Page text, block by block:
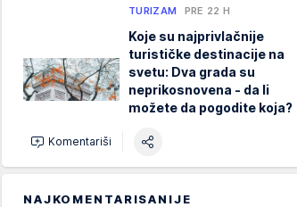
TURIZAM PRE 22 H
Koje su najprivlačnije
turističke destinacije na
svetu: Dva grada su
neprikosnovena - da li
možete da pogodite koja?
Komentariši
NAJKOMENTARISANIJE